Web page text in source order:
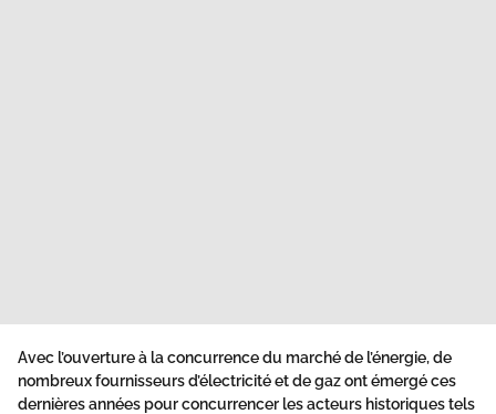
Avec l’ouverture à la concurrence du marché de l’énergie, de
nombreux fournisseurs d’électricité et de gaz ont émergé ces
dernières années pour concurrencer les acteurs historiques tels